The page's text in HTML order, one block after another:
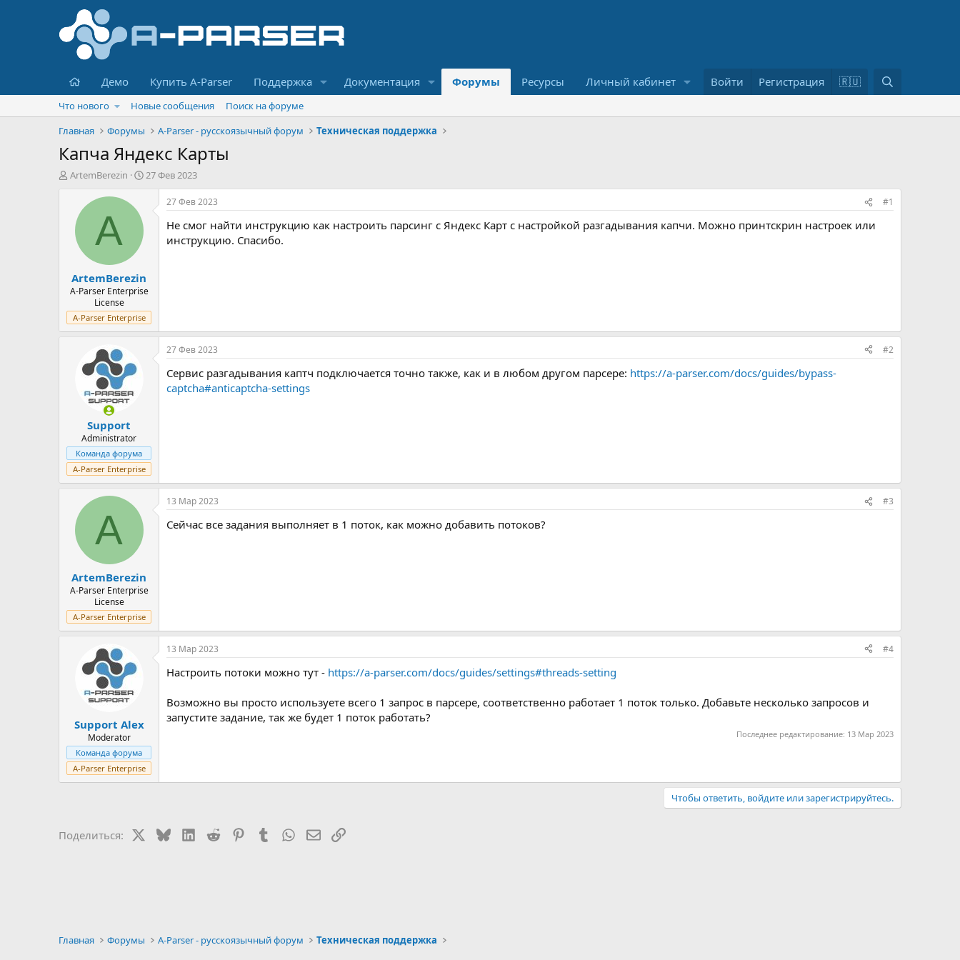
Главная
Демо Купить A-Parser Поддержка Документация Форумы Ресурсы Личный кабинет Войти Регистрация 🇷🇺
о
Что нового Новые сообщения
Поиск на форуме
Главная
Форумы A-Parser - русскоязычный форум Техническая поддержка
Капча Яндекс Карты
А
ы
ArtemBerezin
Д
л
а
27 Фев 2023
A
ArtemBerezin
A-Parser Enterprise
License
A-Parser Enterprise
27 Фев 2023 #1
Не смог найти инструкцию как настроить парсинг с Яндекс Карт с настройкой разгадывания капчи. Можно принтскрин настроек или
инструкцию. Спасибо.
Support
Administrator
Команда форума
A-Parser Enterprise
27 Фев 2023 #2
Сервис разгадывания каптч подключается точно также, как и в любом другом парсере: https://a-parser.com/docs/guides/bypass-
captcha#anticaptcha-settings
A
ArtemBerezin
A-Parser Enterprise
License
A-Parser Enterprise
13 Мар 2023 #3
Сейчас все задания выполняет в 1 поток, как можно добавить потоков?
Support Alex
Moderator
Команда форума
A-Parser Enterprise
13 Мар 2023 #4
Настроить потоки можно тут - https://a-parser.com/docs/guides/settings#threads-setting
Возможно вы просто используете всего 1 запрос в парсере, соответственно работает 1 поток только. Добавьте несколько запросов и
запустите задание, так же будет 1 поток работать?
Последнее редактирование: 13 Мар 2023
Чтобы ответить, войдите или зарегистрируйтесь.
Поделиться: BlueskyLinkedIn
Reddit PinterestTumblrWhatsAppЭлектронная почта
Ссылка
Главная Форумы A-Parser - русскоязычный форум Техническая поддержка